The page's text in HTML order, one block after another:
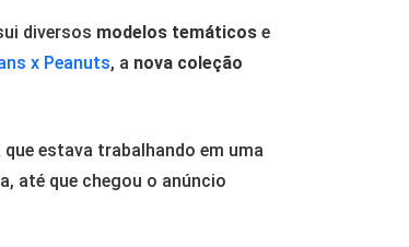
diversos modelos temáticos e
x Peanuts, a nova coleção
estava trabalhando em uma
até que chegou o anúncio